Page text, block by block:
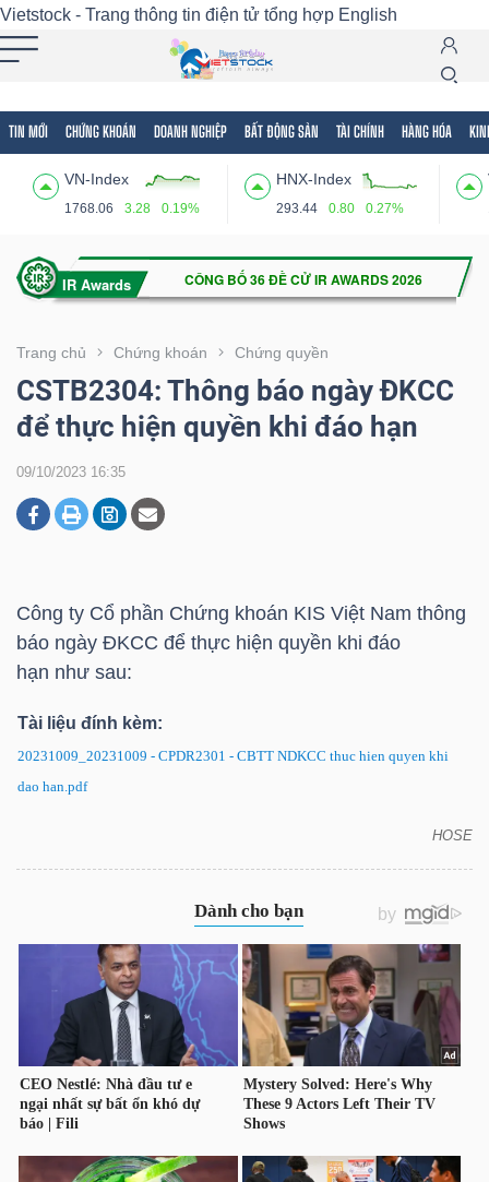
Vietstock - Trang thông tin điện tử tổng hợp English
TIN MỚI CHỨNG KHOÁN DOANH NGHIỆP BẤT ĐỘNG SẢN TÀI CHÍNH HÀNG HÓA
VN-Index
1768.06 3.28 0.19%
HNX-Index
293.44 0.80 0.27%
Trang chủ Chứng khoán Chứng quyền
CSTB2304: Thông báo ngày ĐKCC
để thực hiện quyền khi đáo hạn
09/10/2023 16:35
Công ty Cổ phần Chứng khoán KIS Việt Nam thông
báo ngày ĐKCC để thực hiện quyền khi đáo
hạn như sau:
Tài liệu đính kèm:
20231009_20231009 - CPDR2301 - CBTT NDKCC thuc hien quyen khi
dao han.pdf
HOSE
Tất cả Tính năng Ngành Mã chứng khoán
Tính
(-)
VIETSTOCK
CHỨNG
ĐỘNG
SẢN
HÀNG
HÓA
KINH
TẾ